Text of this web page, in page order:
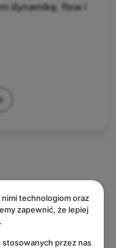
dynamikę, flow i
nimi technologiom oraz
zapewnić, że lepiej
przez nas